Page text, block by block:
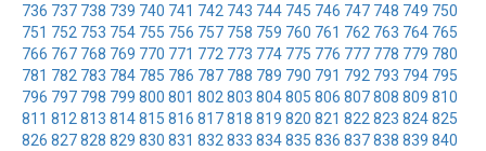
736 737 738 739 740 741 742 743 744 745 746 747 748 749 750
751 752 753 754 755 756 757 758 759 760 761 762 763 764 765
766 767 768 769 770 771 772 773 774 775 776 777 778 779 780
781 782 783 784 785 786 787 788 789 790 791 792 793 794 795
796 797 798 799 800 801 802 803 804805 806 807808 809 810
811 812 813 814815 816 817818 819 820 821 822 823 824825
826 827828 829 830 831 832 833 834835 836 837838 839 840